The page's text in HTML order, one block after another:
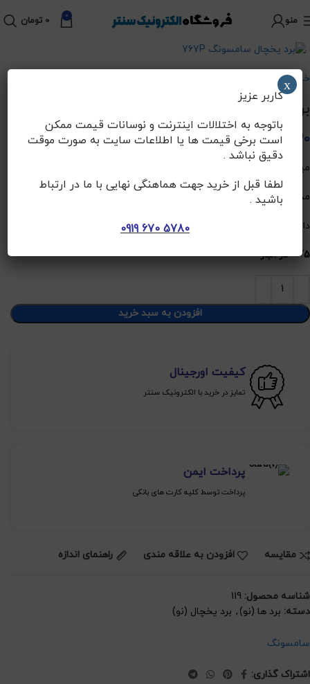
منو 0
0 تومان
برای بزرگنمایی کلیک کنید
خانه برد ها (نو)
برد یخچال سامسونگ 767P
10,095,030 تومان
مین برد
مدل یخساز دار
دارای موتور اینورتر
5 در انبار
افزودن به سبد خرید
کیفیت اورجینال
تمایز در خرید با الکترونیک سنتر
پرداخت ایمن
پرداخت توسط کلیه کارت های بانکی
مقايسه افزودن به علاقه مندی راهنمای اندازه
شناسه محصول: 119
دسته: برد ها (نو) , برد یخچال (نو)
سامسونگ
اشتراک گذاری:
کاربر عزیز
باتوجه به اختلالات اینترنت و نوسانات قیمت ممکن
است برخی قیمت ها یا اطلاعات سایت به صورت موقت
دقیق نباشد .
لطفا قبل از خرید جهت هماهنگی نهایی با ما در ارتباط
باشید .
5780 670 0919
x